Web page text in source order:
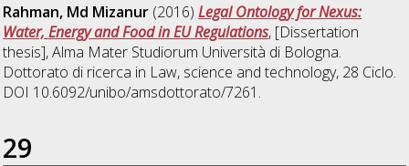
Rahman, Md Mizanur (2016)Legal Ontology for Nexus:
Water, Energy and Food in EU Regulations, [Dissertation
thesis], Alma Mater Studiorum Università di Bologna.
Dottorato di ricerca in Law, science and technology, 28 Ciclo.
DOI 10.6092/unibo/amsdottorato/7261.
29